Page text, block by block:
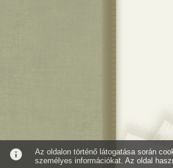
info
Az oldalon történő látogatása során
személyes információkat. Az oldal